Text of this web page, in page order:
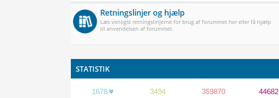
Retningslinjer og hjælp
Læs venligst retningslinjerne for brug af forummet her eller få hjælp
til anvendelsen af forummet.
STATISTIK
1678 3494 359870 44682